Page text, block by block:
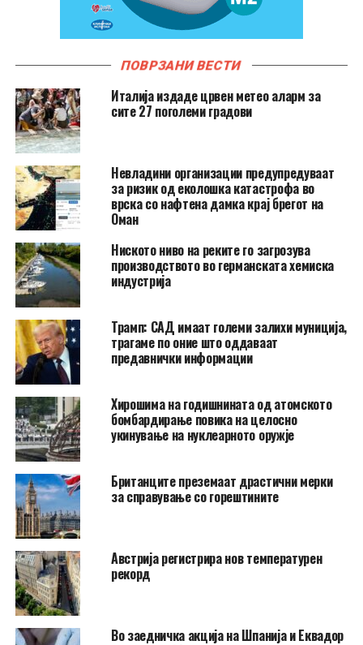
ПОВРЗАНИ ВЕСТИ
Италија издаде црвен метео аларм за
сите 27 поголеми градови
Невладини организации предупредуваат
за ризик од еколошка катастрофа во
врска со нафтена дамка крај брегот на
Оман
Ниското ниво на реките го загрозува
производството во германската хемиска
индустрија
Трамп: САД имаат големи залихи муниција,
трагаме по оние што оддаваат
предавнички информации
Хирошима на годишнината од атомското
бомбардирање повика на целосно
укинување на нуклеарното оружје
Британците преземаат драстични мерки
за справување со горештините
Австрија регистрира нов температурен
рекорд
Во заедничка акција на Шпанија и Еквадор